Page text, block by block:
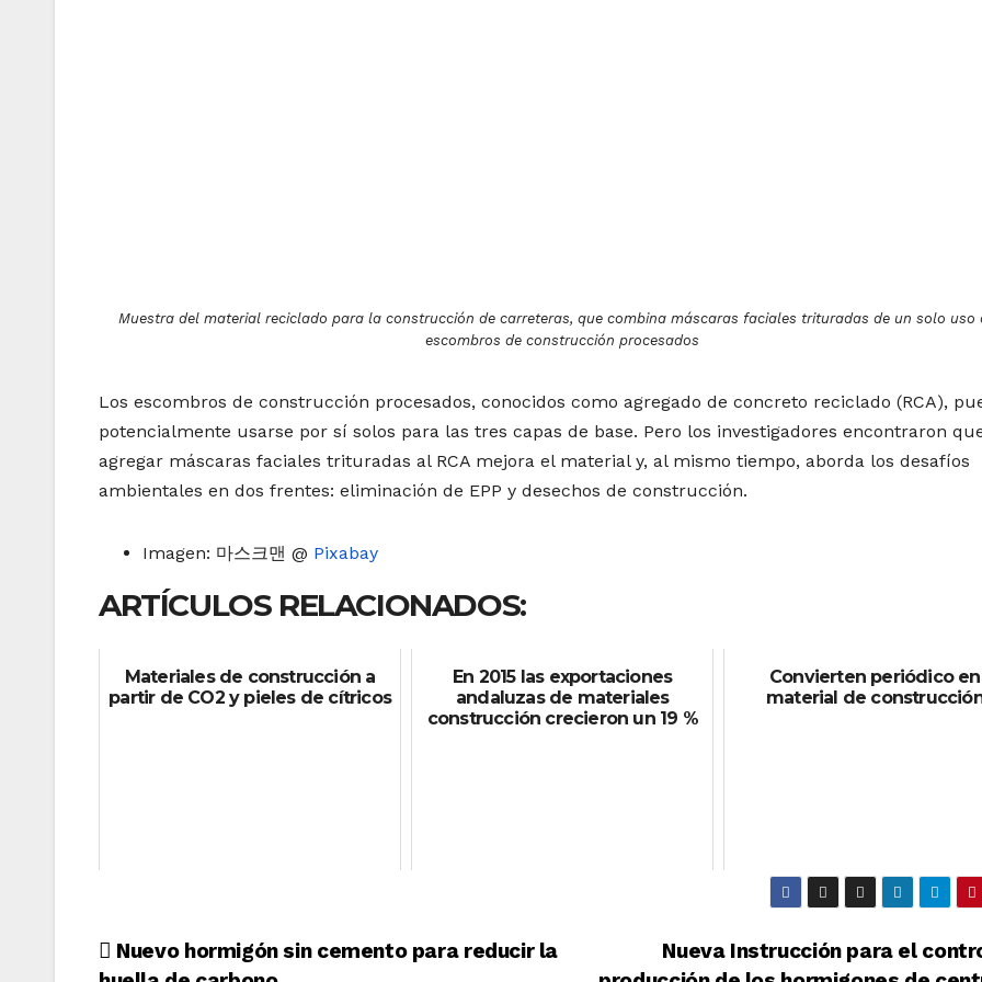
Muestra del material reciclado para la construcción de carreteras, que combina máscaras faciales trituradas de un solo uso
escombros de construcción procesados
Los escombros de construcción procesados, conocidos como agregado de concreto reciclado (RCA),
potencialmente usarse por sí solos para las tres capas de base. Pero los investigadores encontraron
agregar máscaras faciales trituradas al RCA mejora el material y, al mismo tiempo, aborda los desafíos
ambientales en dos frentes: eliminación de EPP y desechos de construcción.
Imagen: 마스크맨 @ Pixabay
ARTÍCULOS RELACIONADOS:
Materiales de construcción a
partir de CO2 y pieles de cítricos
En 2015 las exportaciones
andaluzas de materiales
construcción crecieron un 19 %
Convierten periódico en
material de
Navegación
Nueva Instrucción para el
Nuevo hormigón sin cemento para reducir la